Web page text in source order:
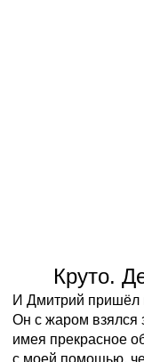
Круто.
И Дмитрий пришёл
Он с жаром взялся
имея прекрасное
с моей помощью,